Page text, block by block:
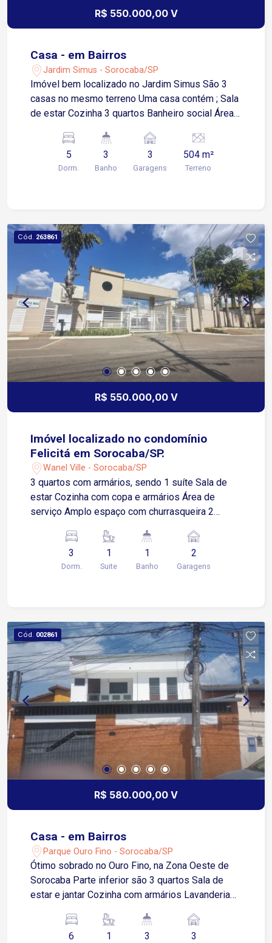
R$ 550.000,00 V
Casa - em Bairros
Jardim Simus - Sorocaba/SP
Imóvel bem localizado no Jardim Simus São 3
casas no mesmo terreno Uma casa contém ; Sala
de estar Cozinha 3 quartos Banheiro social Área
1 quarto Sala de estar Cozinha Banheiro social
Área de serviço 1 vaga de garagem descoberta
Casa 2 1 quarto Sala de estar Cozinha Banheiro
5
Dorm.
3
Banho
3
Garagens
504 m²
Terreno
Cód. 263861
R$ 550.000,00 V
Imóvel localizado no condomínio
Felicitá em Sorocaba/SP.
Wanel Ville - Sorocaba/SP
3 quartos com armários, sendo 1 suíte Sala de
estar Cozinha com copa e armários Área de
serviço Amplo espaço com churrasqueira 2
3
Dorm.
1
Suite
1
Banho
2
Garagens
Cód. 002861
R$ 580.000,00 V
Casa - em Bairros
Parque Ouro Fino - Sorocaba/SP
Ótimo sobrado no Ouro Fino, na Zona Oeste de
Sorocaba Parte inferior são 3 quartos Sala de
estar e jantar Cozinha com armários Lavanderia
sendo 1 suíte Cozinha Sala e um salão amplo
6
1 3 3